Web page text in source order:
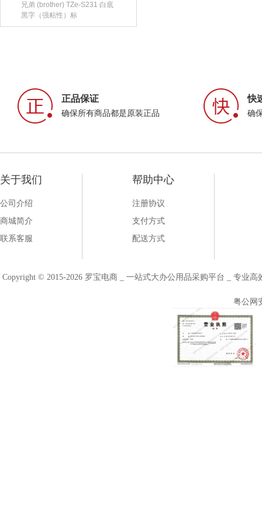
兄弟 (brother) TZe-S231 白底
黑字（强粘性）标
正品保证
确保所有商品都是原装正品
快
确
关于我们
公司介绍
商城简介
联系客服
帮助中心
注册协议
支付方式
配送方式
Copyright © 2015-2026 罗宝电商 _ 一站式大办公用品采购平台 _ 专业
粤公网